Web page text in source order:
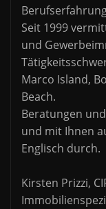
Seit 1999
und
Marco Island,
Beach.
Beratungen
und mit Ihnen
Englisch durch.
Kirsten Prizzi,